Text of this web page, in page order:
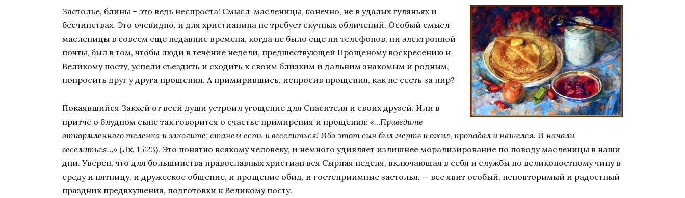
Застолье, блины – это ведь неспроста! Смысл масленицы, конечно, не в удалых гуляньях и
бесчинствах. Это очевидно, и для христианина не требует скучных обличений. Особый смысл
масленицы в совсем еще недавние времена, когда не было еще ни телефонов, ни электронной
почты, был в том, чтобы люди в течение недели, предшествующей Прощеному воскресению и
Великому посту, успели съездить и сходить к своим близким и дальним знакомым и родным,
попросить друг у друга прощения. А примирившись, испросив прощения, как не сесть за пир?
Покаявшийся Закхей от всей души устроил угощение для Спасителя и своих друзей. Или в
притче о блудном сыне так говорится о счастье примирения и прощения: «…Приведите
откормленного теленка и заколите; станем есть и веселиться! Ибо этот сын был мертв и ожил, пропадал и нашелся. И начали
веселиться…» (Лк. 15:23). Это понятно всякому человеку, и немного удивляет излишнее морализирование по поводу масленицы в наши
дни. Уверен, что для большинства православных христиан вся Сырная неделя, включающая в себя и службы по великопостному чину в
среду и пятницу, и дружеское общение, и прощение обид, и гостеприимные застолья, — все явит особый, неповторимый и радостный
праздник предвкушения, подготовки к Великому посту.